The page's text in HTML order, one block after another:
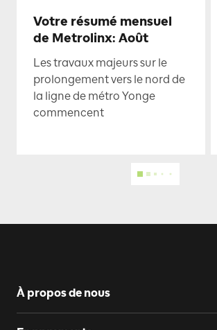
Votre résumé mensuel
de Metrolinx: Août
Les travaux majeurs sur le
prolongement vers le nord de
la ligne de métro Yonge
commencent
À propos de nous